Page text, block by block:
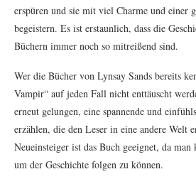
erspüren und sie mit viel Charme und einer
begeistern. Es ist erstaunlich, dass die
Büchern immer noch so mitreißend sind.
Wer die Bücher von Lynsay Sands bereits
Vampir“ auf jeden Fall nicht enttäuscht
erneut gelungen, eine spannende und
erzählen, die den Leser in eine andere Welt
Neueinsteiger ist das Buch geeignet, da
um der Geschichte folgen zu können.